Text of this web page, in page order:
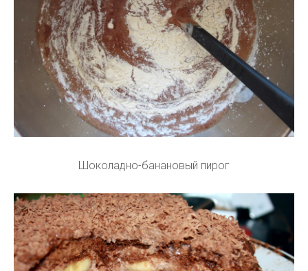
Шоколадно-банановый пирог